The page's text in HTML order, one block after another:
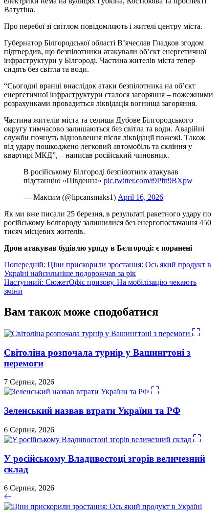
Ватутіна.
Про перебої зі світлом повідомляють і жителі центру міста.
Губернатор Білгородської області В’ячеслав Гладков згодом
підтвердив, що безпілотники атакували об’єкт енергетичної
інфраструктури у Білгороді. Частина жителів міста тепер
сидять без світла та води.
“Сьогодні вранці внаслідок атаки безпілотника на об’єкт
енергетичної інфраструктури сталося загоряння – пожежними
розрахунками провадиться ліквідація вогнища загоряння.
Частина жителів міста та селища Дубове Білгородського
округу тимчасово залишаються без світла та води. Аварійні
служби почнуть відновлення після ліквідації пожежі. Також
від удару пошкоджено легковий автомобіль та скління у
квартирі МКД”, – написав російський чиновник.
В російському Білгороді безпілотник атакував
підстанцію «Південна» pic.twitter.com/t9Pfn9BXpw
— Максим (@lipcansmaks1) April 16, 2026
Як ми вже писали 25 березня, в результаті ракетного удару по
російському Бєлгороду залишилися без енергопостачання 450
тисяч місцевих жителів.
Дрон атакував будівлю уряду в Бєлгороді: є поранені
Навігація
записів
Попередній: Ціни прискорили зростання: Ось який продукт в
Україні найсильніше подорожчав за рік
Наступний: СюжетОфіс призову. На мобілізацію чекають
зміни
Вам також може сподобатися
Світоліна розпочала турнір у Вашингтоні з
перемоги
7 Серпня, 2026
Зеленський назвав втрати України та РФ
6 Серпня, 2026
У російському Владивостоці згорів величезний
склад
6 Серпня, 2026